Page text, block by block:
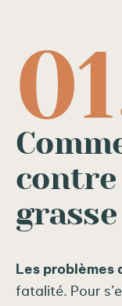
contre
grasse
Les problèmes
fatalité. Pour